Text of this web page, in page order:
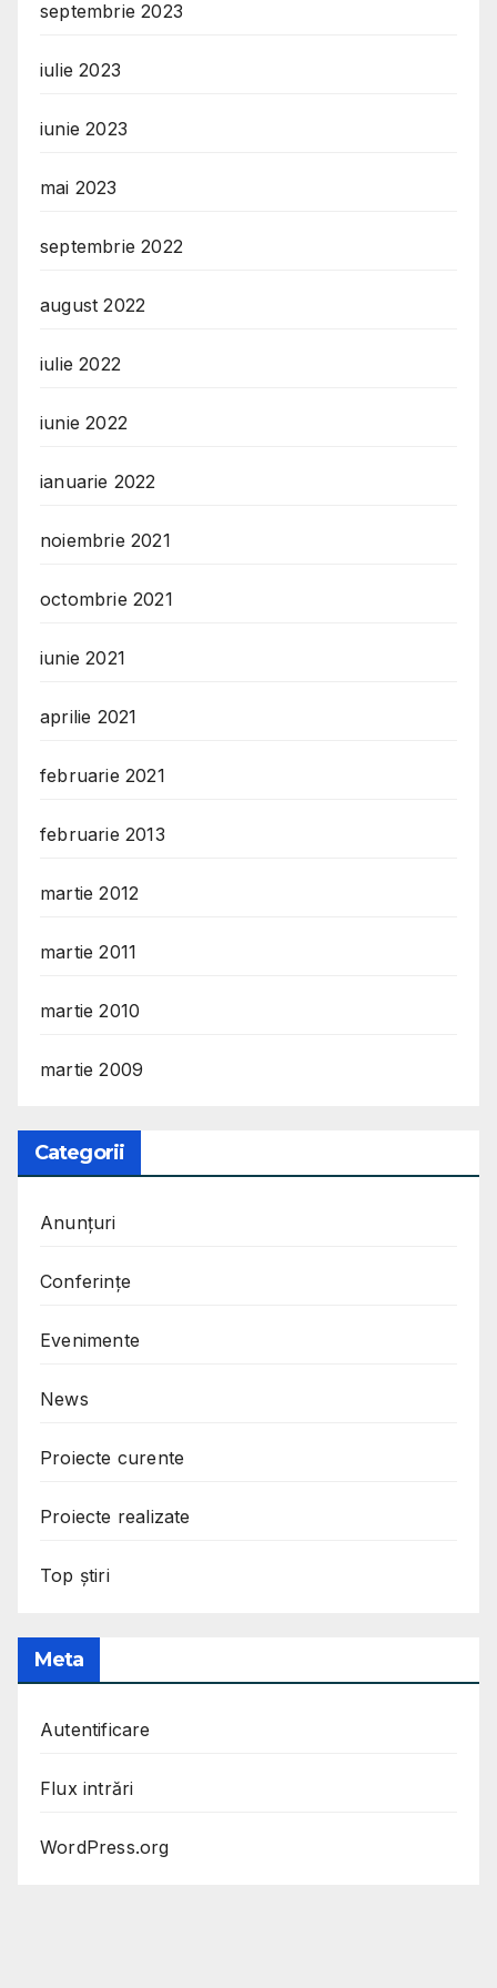
septembrie 2023
iulie 2023
iunie 2023
mai 2023
septembrie 2022
august 2022
iulie 2022
iunie 2022
ianuarie 2022
noiembrie 2021
octombrie 2021
iunie 2021
aprilie 2021
februarie 2021
februarie 2013
martie 2012
martie 2011
martie 2010
martie 2009
Categorii
Anunțuri
Conferințe
Evenimente
News
Proiecte curente
Proiecte realizate
Top știri
Meta
Autentificare
Flux intrări
WordPress.org